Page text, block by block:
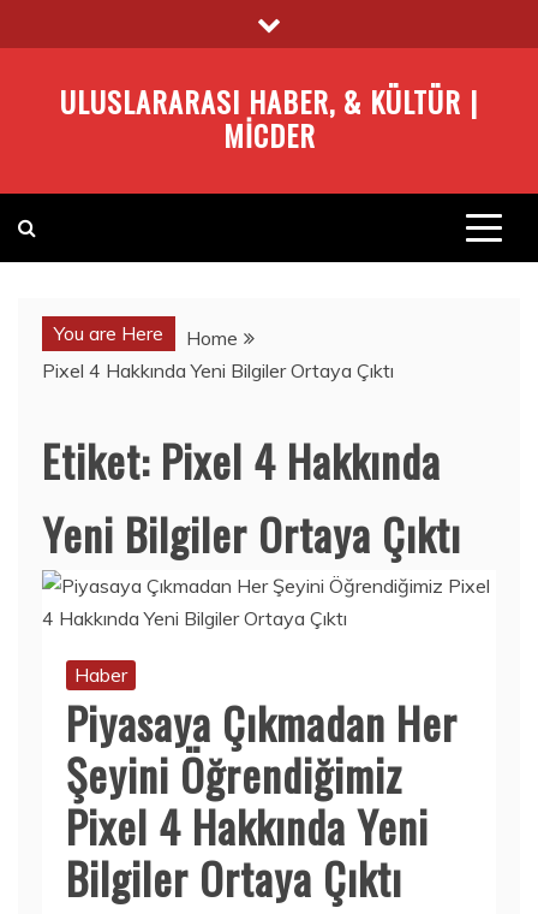
to
ULUSLARARASI HABER, & KÜLTÜR |
MICDER
You are Here
Home
Pixel 4 Hakkında Yeni Bilgiler Ortaya Çıktı
Etiket: Pixel 4 Hakkında
Yeni Bilgiler Ortaya Çıktı
Haber
Piyasaya Çıkmadan Her
Şeyini Öğrendiğimiz
Pixel 4 Hakkında Yeni
Bilgiler Ortaya Çıktı